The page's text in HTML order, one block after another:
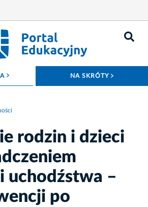
ROZWIŃ MENU NA SKRÓTY
rodzin i dzieci
uchodźstwa –
po